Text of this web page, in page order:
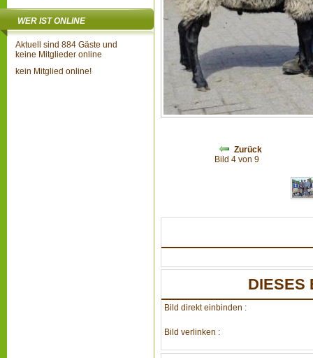
WER IST ONLINE
Aktuell sind 884 Gäste und
keine Mitglieder online
kein Mitglied online!
Zurück
Bild 4 von 9
DIESES
Bild direkt einbinden :
Bild verlinken :